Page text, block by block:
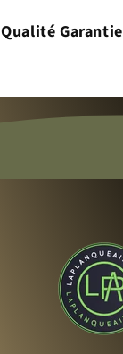
Qualité Garantie